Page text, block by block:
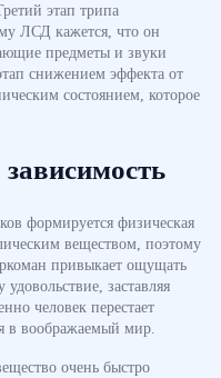
этап трипа
ЛСД кажется, что он
предметы и звуки
снижением эффекта от
состоянием, которое
формируется физическая
веществом, поэтому
привыкает ощущать
заставляя
человек перестает
в воображаемый мир.
очень быстро